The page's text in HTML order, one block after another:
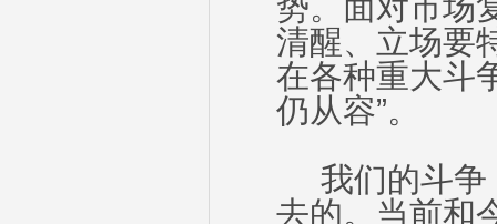
清醒、立场要
在各种重大斗
仍从容”。
我们的斗争
去的。当前和